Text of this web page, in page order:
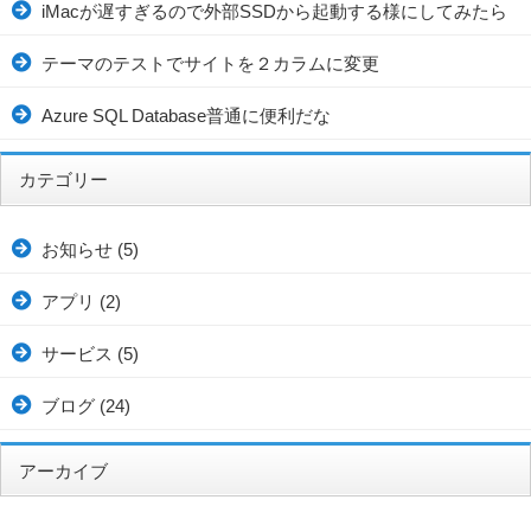
iMacが遅すぎるので外部SSDから起動する様にしてみたら
テーマのテストでサイトを２カラムに変更
Azure SQL Database普通に便利だな
カテゴリー
お知らせ (5)
アプリ (2)
サービス (5)
ブログ (24)
アーカイブ